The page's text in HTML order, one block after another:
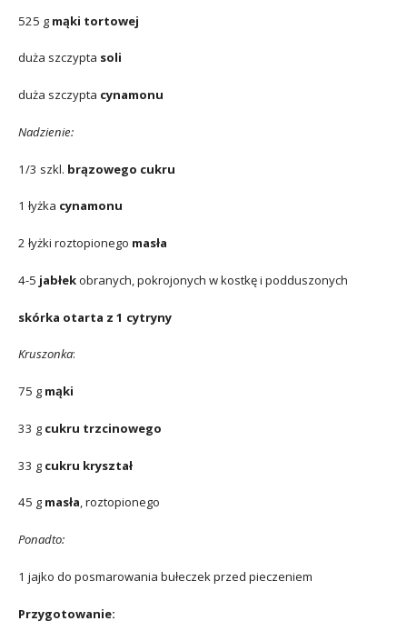
525 g mąki tortowej
duża szczypta soli
duża szczypta cynamonu
Nadzienie:
1/3 szkl. brązowego cukru
1 łyżka cynamonu
2 łyżki roztopionego masła
4-5 jabłekobranych, pokrojonych w kostkę i podduszonych
skórka otarta z 1 cytryny
Kruszonka:
75 g mąki
33 g cukru trzcinowego
33 g cukru kryształ
45 g masła, roztopionego
Ponadto:
1 jajko do posmarowania bułeczek przed pieczeniem
Przygotowanie: